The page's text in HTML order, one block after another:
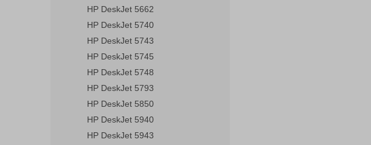
HP DeskJet 5662
HP DeskJet 5740
HP DeskJet 5743
HP DeskJet 5745
HP DeskJet 5748
HP DeskJet 5793
HP DeskJet 5850
HP DeskJet 5940
HP DeskJet 5943